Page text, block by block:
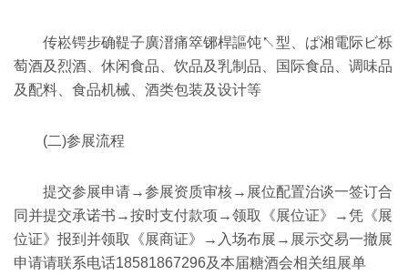
传崧锷步确鞮子廣溍痛箤铘桿謳饨↖型、ぱ湘電际ビ栎
萄酒及烈酒、休闲食品、饮品及乳制品、国际食品、调味品
及配料、食品机械、酒类包装及设计等
(二)参展流程
提交参展申请→参展资质审核→展位配置治谈一签订合
同并提交承诺书→按时支付款项→领取《展位证》→凭《展
位证》报到并领取《展商证》→入场布展→展示交易一撤展
申请请联系电话18581867296及本届糖酒会相关组展单